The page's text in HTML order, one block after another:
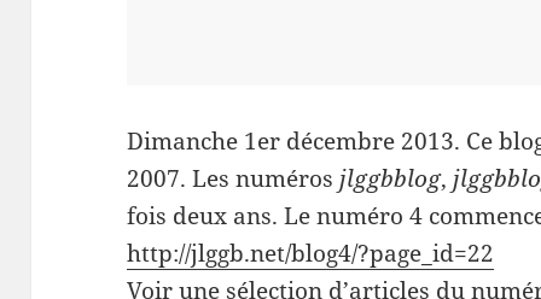
Dimanche 1er décembre 2013. Ce
2007. Les numéros jlggbblog,
fois deux ans. Le numéro 4
http://jlggb.net/blog4/?page_id=22
Voir une sélection d’articles du